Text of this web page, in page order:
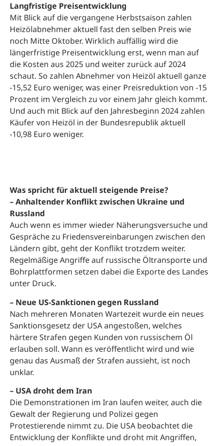
Langfristige Preisentwicklung
Mit Blick auf die vergangene Herbstsaison zahlen
Heizölabnehmer aktuell fast den selben Preis wie
noch Mitte Oktober. Wirklich auffällig wird die
längerfristige Preisentwicklung erst, wenn man auf
die Kosten aus 2025 und weiter zurück auf 2024
schaut. So zahlen Abnehmer von Heizöl aktuell ganze
-15,52 Euro weniger, was einer Preisreduktion von -15
Prozent im Vergleich zu vor einem Jahr gleich kommt.
Und auch mit Blick auf den Jahresbeginn 2024 zahlen
Käufer von Heizöl in der Bundesrepublik aktuell
-10,98 Euro weniger.
Was spricht für aktuell steigende Preise?
– Anhaltender Konflikt zwischen Ukraine und
Russland
Auch wenn es immer wieder Näherungsversuche und
Gespräche zu Friedensvereinbarungen zwischen den
Ländern gibt, geht der Konflikt trotzdem weiter.
Regelmäßige Angriffe auf russische Öltransporte und
Bohrplattformen setzen dabei die Exporte des Landes
unter Druck.
– Neue US-Sanktionen gegen Russland
Nach mehreren Monaten Wartezeit wurde ein neues
Sanktionsgesetz der USA angestoßen, welches
härtere Strafen gegen Kunden von russischem Öl
erlauben soll. Wann es veröffentlicht wird und wie
genau das Ausmaß der Strafen aussieht, ist noch
unklar.
– USA droht dem Iran
Die Demonstrationen im Iran laufen weiter, auch die
Gewalt der Regierung und Polizei gegen
Protestierende nimmt zu. Die USA beobachtet die
Entwicklung der Konflikte und droht mit Angriffen,